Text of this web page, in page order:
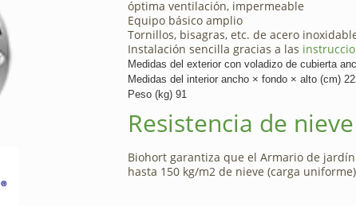
óptima ventilación, impermeable
Equipo básico amplio
Tornillos, bisagras, etc. de acero
Instalación sencilla gracias a las
Medidas del exterior con voladizo de cubierta
Medidas del interior ancho × fondo × alto (cm)
Peso (kg) 91
Resistencia de nieve
Biohort garantiza que el Armario de
hasta 150 kg/m2 de nieve (carga